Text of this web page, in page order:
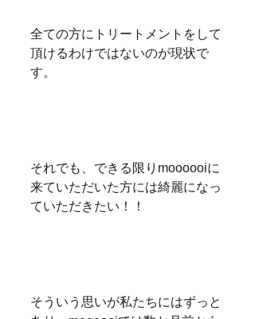
全ての方にトリートメントをして
頂けるわけではないのが現状で
す。
それでも、できる限りmoooooiに
来ていただいた方には綺麗になっ
ていただきたい！！
そういう思いが私たちにはずっと